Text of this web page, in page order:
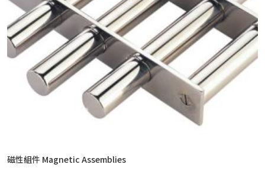
磁性組件 Magnetic Assemblies